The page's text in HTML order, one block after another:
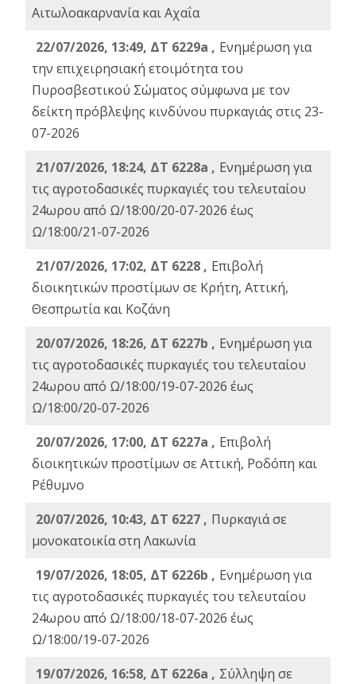
Αιτωλοακαρνανία και Αχαΐα
22/07/2026, 13:49, ΔΤ 6229a , Ενημέρωση για
την επιχειρησιακή ετοιμότητα του
Πυροσβεστικού Σώματος σύμφωνα με τον
δείκτη πρόβλεψης κινδύνου πυρκαγιάς στις 23-
07-2026
21/07/2026, 18:24, ΔΤ 6228a , Ενημέρωση για
τις αγροτοδασικές πυρκαγιές του τελευταίου
24ωρου από Ω/18:00/20-07-2026 έως
Ω/18:00/21-07-2026
21/07/2026, 17:02, ΔΤ 6228 , Επιβολή
διοικητικών προστίμων σε Κρήτη, Αττική,
Θεσπρωτία και Κοζάνη
20/07/2026, 18:26, ΔΤ 6227b , Ενημέρωση για
τις αγροτοδασικές πυρκαγιές του τελευταίου
24ωρου από Ω/18:00/19-07-2026 έως
Ω/18:00/20-07-2026
20/07/2026, 17:00, ΔΤ 6227a , Επιβολή
διοικητικών προστίμων σε Αττική, Ροδόπη και
Ρέθυμνο
20/07/2026, 10:43, ΔΤ 6227 , Πυρκαγιά σε
μονοκατοικία στη Λακωνία
19/07/2026, 18:05, ΔΤ 6226b , Ενημέρωση για
τις αγροτοδασικές πυρκαγιές του τελευταίου
24ωρου από Ω/18:00/18-07-2026 έως
Ω/18:00/19-07-2026
19/07/2026, 16:58, ΔΤ 6226a , Σύλληψη σε